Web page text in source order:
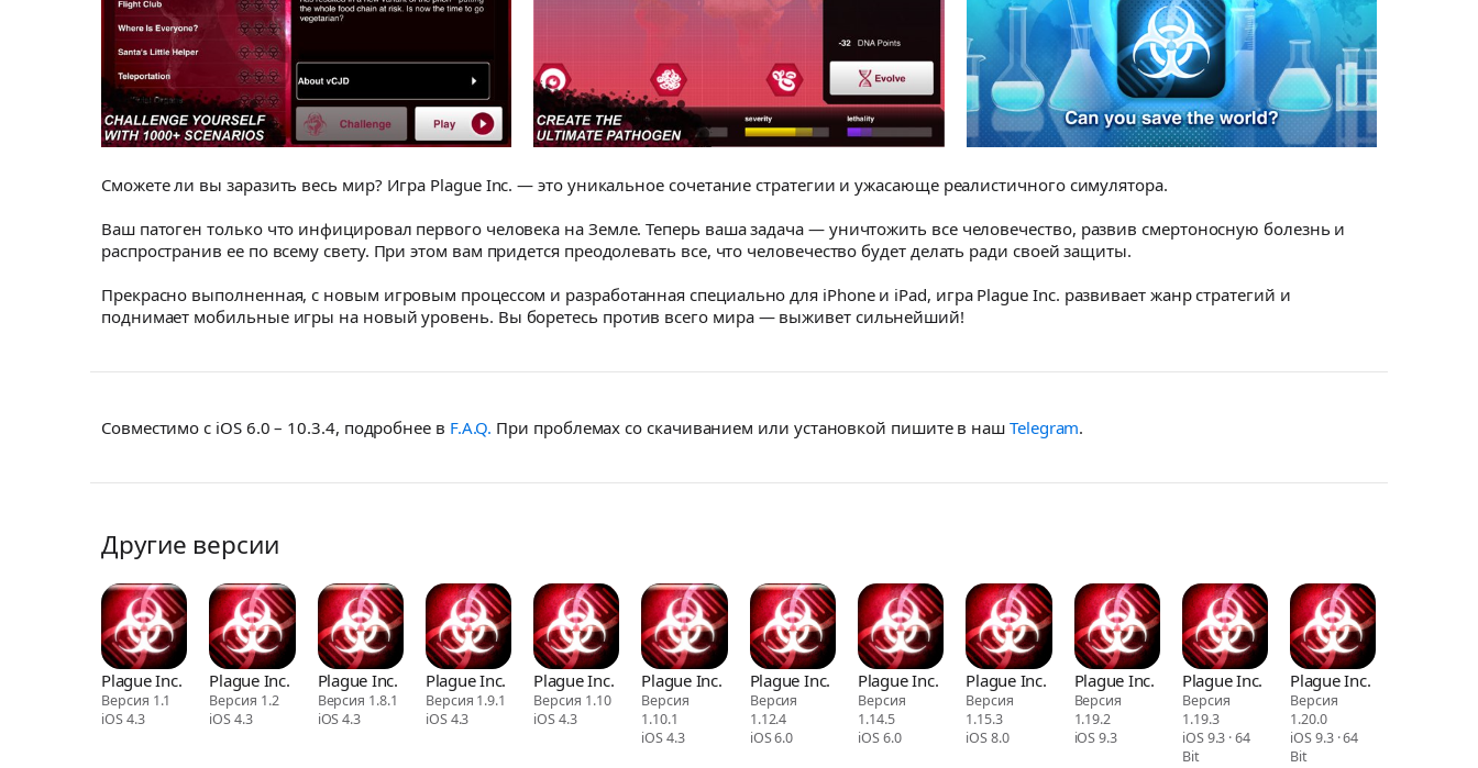
Сможете ли вы заразить весь мир? Игра Plague Inc. — это уникальное сочетание стратегии и ужасающе реалистичного симулятора.
Ваш патоген только что инфицировал первого человека на Земле. Теперь ваша задача — уничтожить все человечество, развив смертоносную болезнь и
распространив ее по всему свету. При этом вам придется преодолевать все, что человечество будет делать ради своей защиты.
Прекрасно выполненная, с новым игровым процессом и разработанная специально для iPhone и iPad, игра Plague Inc. развивает жанр стратегий и
поднимает мобильные игры на новый уровень. Вы боретесь против всего мира — выживет сильнейший!
Совместимо с iOS 6.0 – 10.3.4, подробнее в F.A.Q. При проблемах со скачиванием или установкой пишите в нашTelegram.
Другие версии
Plague Inc.
Версия 1.1
iOS 4.3
Plague Inc.
Версия 1.2
iOS 4.3
Plague Inc.
Версия 1.8.1
iOS 4.3
Plague Inc.
Версия 1.9.1
iOS 4.3
Plague Inc.
Версия 1.10
iOS 4.3
Plague Inc.
Версия
1.10.1
iOS 4.3
Plague Inc.
Версия
1.12.4
iOS 6.0
Plague Inc.
Версия
1.14.5
iOS 6.0
Plague Inc.
Версия
1.15.3
iOS 8.0
Plague Inc.
Версия
1.19.2
iOS 9.3
Plague Inc.
Версия
1.19.3
iOS 9.3 · 64
Bit
Plague Inc.
Версия
1.20.0
iOS 9.3 · 64
Bit